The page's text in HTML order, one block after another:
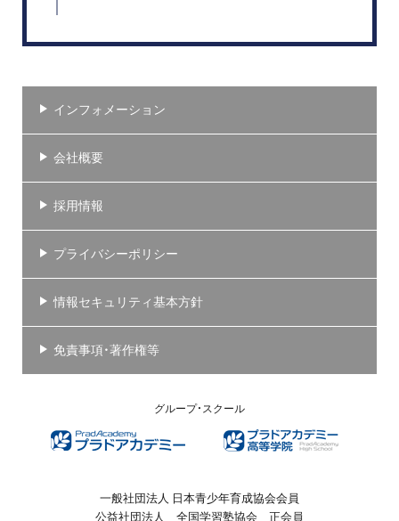
インフォメーション
会社概要
採用情報
プライバシーポリシー
情報セキュリティ基本方針
免責事項・著作権等
グループ・スクール
一般社団法人 日本青少年育成協会会員
公益社団法人 全国学習塾協会 正会員